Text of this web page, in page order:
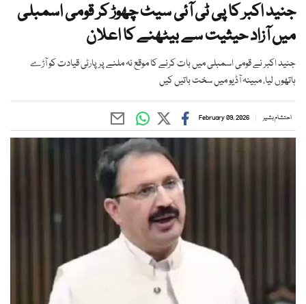
جنید اکبر کا پی ٹی آئی سیٹ چھوڑ کر قومی اسمبلی
میں آزاد حیثیت سے بیٹھنے کا اعلان
جنید اکبر نے قومی اسمبلی میں بات کرنے کا موقع نہ ملنے پر پارٹی قیادت کو آڑے
ہاتھوں لیا، مبینہ آڈیو میں سخت باتیں کیں
احتشام بشیر February 09, 2026